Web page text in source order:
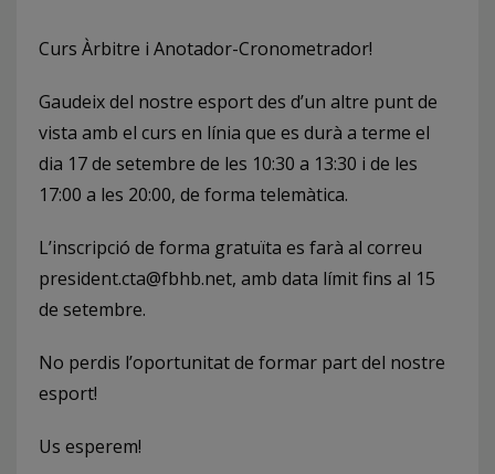
Curs Àrbitre i Anotador-Cronometrador!
Gaudeix del nostre esport des d’un altre punt de
vista amb el curs en línia que es durà a terme el
dia 17 de setembre de les 10:30 a 13:30 i de les
17:00 a les 20:00, de forma telemàtica.
L’inscripció de forma gratuïta es farà al correu
president.cta@fbhb.net, amb data límit fins al 15
de setembre.
No perdis l’oportunitat de formar part del nostre
esport!
Us esperem!